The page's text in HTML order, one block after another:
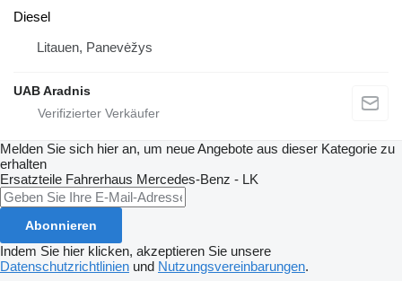
Diesel
Litauen, Panevėžys
UAB Aradnis
Melden Sie sich hier an, um neue Angebote aus dieser Kategorie zu
erhalten
Ersatzteile Fahrerhaus Mercedes-Benz - LK
Abonnieren
Indem Sie hier klicken, akzeptieren Sie unsere
Datenschutzrichtlinien und Nutzungsvereinbarungen.